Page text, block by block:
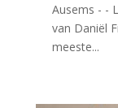
Ausems - -
van Daniël
meeste...